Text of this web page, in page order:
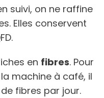
suivi, on ne raffine
Elles conservent
en fibres. Pour
machine à café, il
fibres par jour.